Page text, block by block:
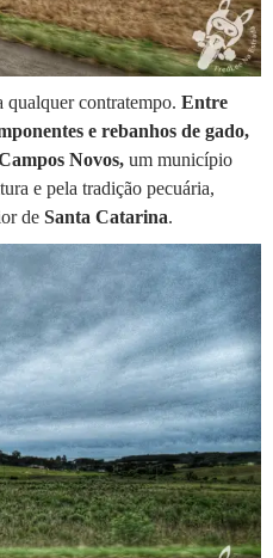
qualquer contratempo. Entre
e rebanhos de gado,
Novos, um município
e pela tradição pecuária,
de Santa Catarina.